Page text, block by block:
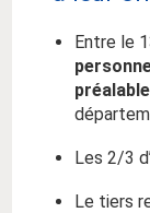
Entre le
Les 2/3
Le tiers